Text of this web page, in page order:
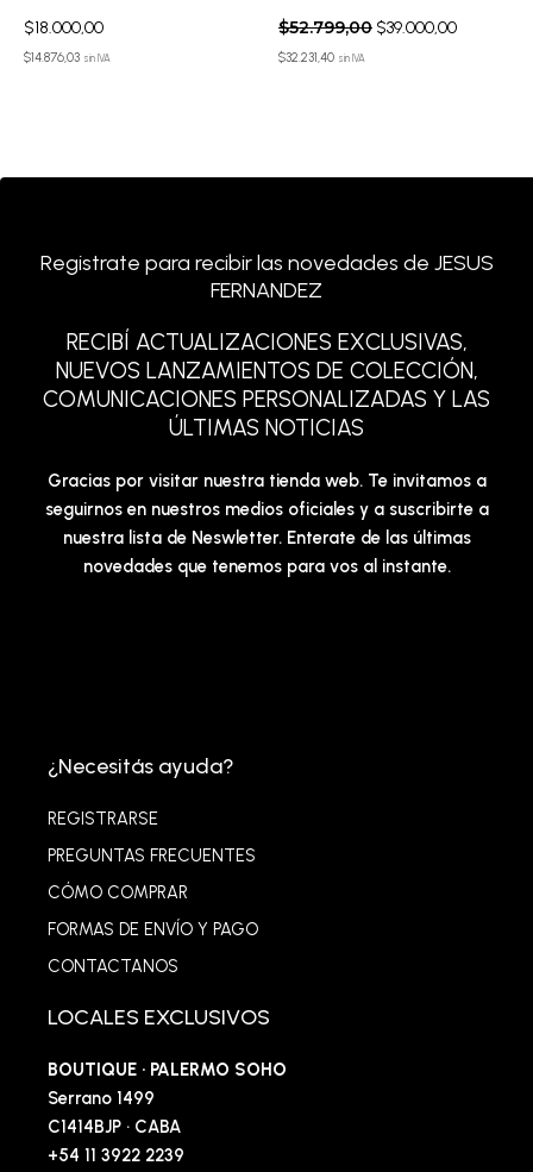
$18.000,00
$14.876,03 sin IVA
$52.799,00 $39.000,00
$32.231,40 sin IVA
Registrate para recibir las novedades de JESUS
FERNANDEZ
RECIBÍ ACTUALIZACIONES EXCLUSIVAS,
NUEVOS LANZAMIENTOS DE COLECCIÓN,
COMUNICACIONES PERSONALIZADAS Y LAS
ÚLTIMAS NOTICIAS
Gracias por visitar nuestra tienda web. Te invitamos a
seguirnos en nuestros medios oficiales y a suscribirte a
nuestra lista de Neswletter. Enterate de las últimas
novedades que tenemos para vos al instante.
¿Necesitás ayuda?
REGISTRARSE
PREGUNTAS FRECUENTES
CÓMO COMPRAR
FORMAS DE ENVÍO Y PAGO
CONTACTANOS
LOCALES EXCLUSIVOS
BOUTIQUE · PALERMO SOHO
Serrano 1499
C1414BJP · CABA
+54 11 3922 2239